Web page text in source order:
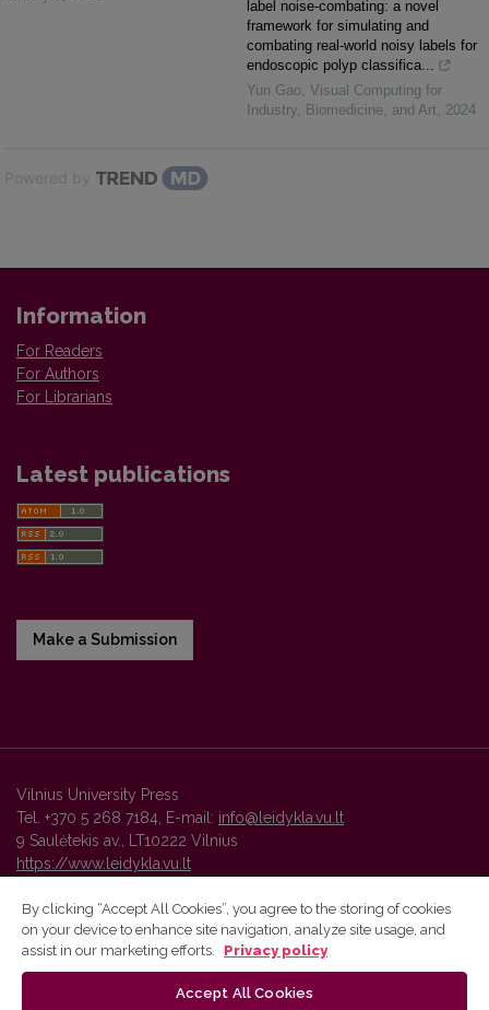
label noise-combating: a novel
framework for simulating and
combating real-world noisy labels for
endoscopic polyp classifica...
Yun Gao Visual Computing for
Industry, Biomedicine, and Art
2024
Powered by
Information
For Readers
For Authors
For Librarians
Latest publications
Make a Submission
Vilnius University Press
Tel. +370 5 268 7184, E-mail: info@leidykla.vu.lt
9 Saulėtekis av., LT10222 Vilnius
https://www.leidykla.vu.lt
Vilnius University Press platform and metadata are distributed by
By clicking “Accept All Cookies”, you agree to the storing of cookies
on your device to enhance site navigation, analyze site usage, and
assist in our marketing efforts.
Privacy policy
Accept All Cookies